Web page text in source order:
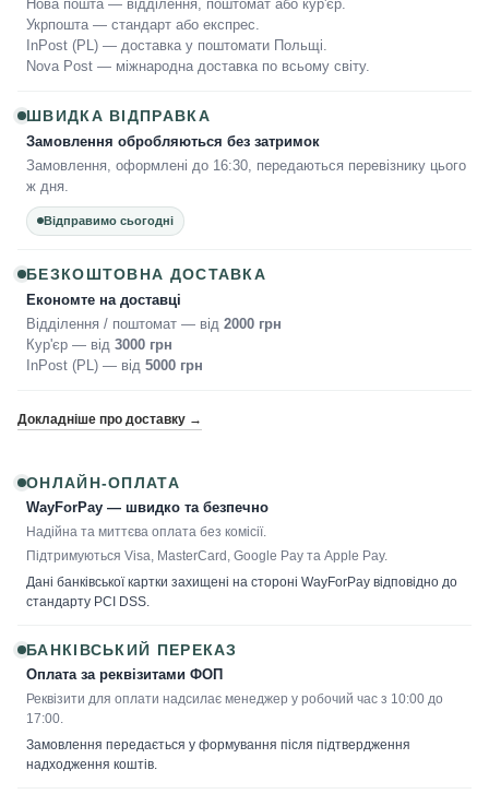
Нова пошта — відділення, поштомат або кур'єр.
Укрпошта — стандарт або експрес.
InPost (PL) — доставка у поштомати Польщі.
Nova Post — міжнародна доставка по всьому світу.
ШВИДКА ВІДПРАВКА
Замовлення обробляються без затримок
Замовлення, оформлені до 16:30, передаються перевізнику цього
ж дня.
Відправимо сьогодні
БЕЗКОШТОВНА ДОСТАВКА
Економте на доставці
Відділення / поштомат — від 2000 грн
Кур'єр — від 3000 грн
InPost (PL) — від 5000 грн
Докладніше про доставку →
ОНЛАЙН-ОПЛАТА
WayForPay — швидко та безпечно
Надійна та миттєва оплата без комісії.
Підтримуються Visa, MasterCard, Google Pay та Apple Pay.
Дані банківської картки захищені на стороні WayForPay відповідно до
стандарту PCI DSS.
БАНКІВСЬКИЙ ПЕРЕКАЗ
Оплата за реквізитами ФОП
Реквізити для оплати надсилає менеджер у робочий час з 10:00 до
17:00.
Замовлення передається у формування після підтвердження
надходження коштів.